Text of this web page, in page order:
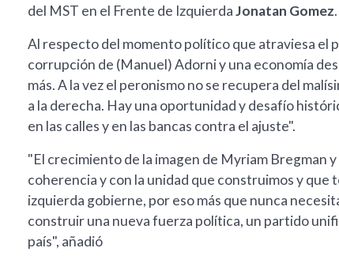
del MST en el Frente de IzquierdaJonatan Gomez.
Al respecto del momento político que atraviesa el
corrupción de (Manuel) Adorni y una economía
más. A la vez el peronismo no se recupera del
a la derecha. Hay una oportunidad y desafío
en las calles y en las bancas contra el ajuste".
"El crecimiento de la imagen de Myriam Bregman
coherencia y con la unidad que construimos y
izquierda gobierne, por eso más que nunca
construir una nueva fuerza política, un partido
país", añadió